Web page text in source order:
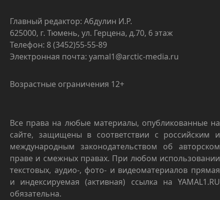
Главный редактор: Абдулин И.Р.
625000, г. Тюмень, ул. Герцена, д.70, 6 этаж
Телефон: 8 (3452)55-55-89
Электронная почта: yamal1@arctic-media.ru
Возрастные ограничения 12+
Все права на любые материалы, опубликованные на
сайте, защищены в соответствии с российским и
международным законодательством об авторском
праве и смежных правах. При любом использовании
текстовых, аудио-, фото- и видеоматериалов прямая
и индексируемая (активная) ссылка на YAMAL1.RU
обязательна.